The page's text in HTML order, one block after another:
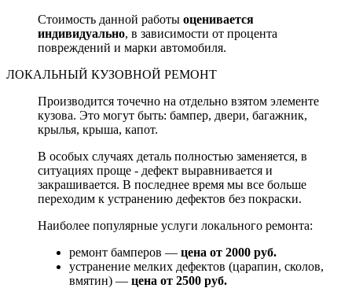
Стоимость данной работы оценивается
индивидуально, в зависимости от процента
повреждений и марки автомобиля.
ЛОКАЛЬНЫЙ КУЗОВНОЙ РЕМОНТ
Производится точечно на отдельно взятом элементе
кузова. Это могут быть: бампер, двери, багажник,
крылья, крыша, капот.
В особых случаях деталь полностью заменяется, в
ситуациях проще - дефект выравнивается и
закрашивается. В последнее время мы все больше
переходим к устранению дефектов без покраски.
Наиболее популярные услуги локального ремонта:
ремонт бамперов — цена от 2000 руб.
устранение мелких дефектов (царапин, сколов,
вмятин) — цена от 2500 руб.